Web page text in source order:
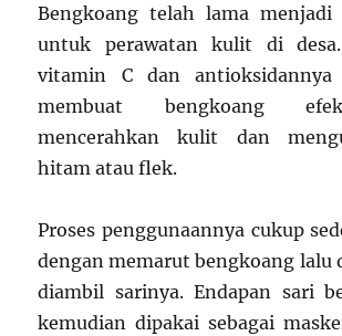
Bengkoang telah lama menjadi
untuk perawatan kulit di desa.
vitamin C dan
membuat bengkoang
mencerahkan kulit dan
hitam atau flek.
Proses penggunaannya cukup
dengan memarut bengkoang lalu
diambil sarinya. Endapan sari
kemudian dipakai sebagai